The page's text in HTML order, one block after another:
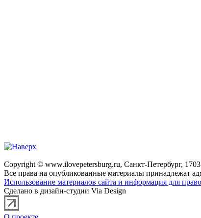
Copyright © www.ilovepetersburg.ru, Санкт-Петербург,
Все права на опубликованные материалы принадлежат
Использование материалов сайта и информация для
Сделано в дизайн-студии Via Design